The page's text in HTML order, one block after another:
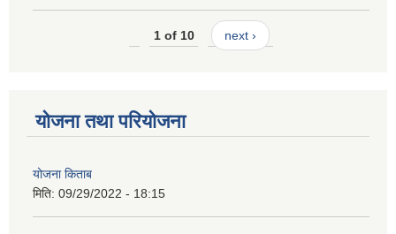
1 of 10 next ›
योजना तथा परियोजना
योजना किताब
मिति: 09/29/2022 - 18:15